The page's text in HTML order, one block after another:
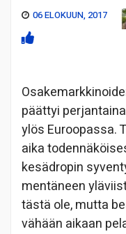
06 ELOKUUN, 2017
päättyi
ylös Euroopassa.
aika
kesädropin
mentäneen
tästä ole, mutta
vähään aikaan